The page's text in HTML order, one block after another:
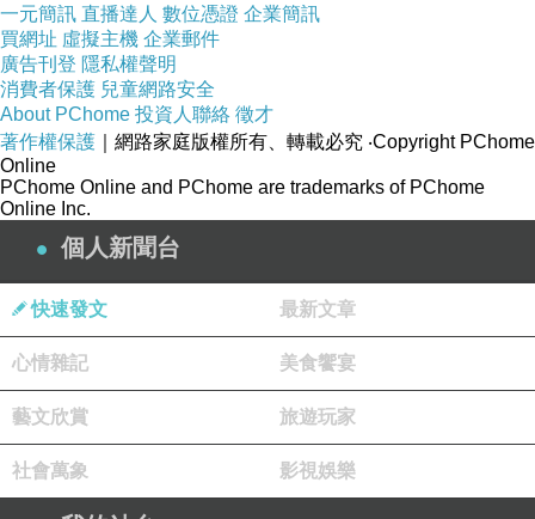
一元簡訊 直播達人 數位憑證 企業簡訊
買網址 虛擬主機 企業郵件
廣告刊登 隱私權聲明
消費者保護 兒童網路安全
About PChome 投資人聯絡 徵才
著作權保護 ｜網路家庭版權所有、轉載必究 ‧Copyright PChome
Online
PChome Online and PChome are trademarks of PChome
Online Inc.
個人新聞台
快速發文 最新文章
心情雜記 美食饗宴
藝文欣賞 旅遊玩家
社會萬象 影視娛樂